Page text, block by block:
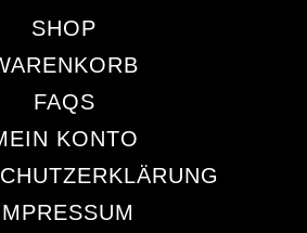
SHOP
FAQS
KONTO